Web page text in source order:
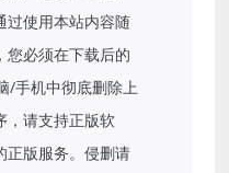
过使用本站内容随
您必须在下载后的
/手机中彻底删除上
，请支持正版软
正版服务。侵删请